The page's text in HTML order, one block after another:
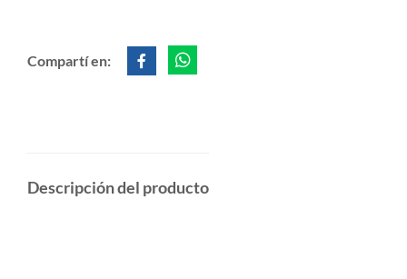
Compartí en:
Descripción del producto